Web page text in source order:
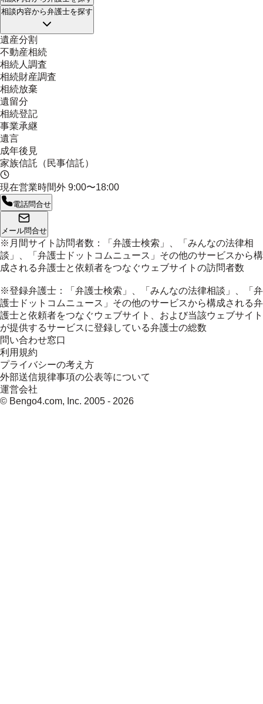
相談内容から弁護士を探す
遺産分割
不動産相続
相続人調査
相続財産調査
相続放棄
遺留分
相続登記
事業承継
遺言
成年後見
家族信託（民事信託）
現在営業時間外 9:00〜18:00
電話問合せ
メール問合せ
※月間サイト訪問者数：「弁護士検索」、「みんなの法律相
談」、「弁護士ドットコムニュース」その他のサービスから構
成される弁護士と依頼者をつなぐウェブサイトの訪問者数
※登録弁護士：「弁護士検索」、「みんなの法律相談」、「弁
護士ドットコムニュース」その他のサービスから構成される弁
護士と依頼者をつなぐウェブサイト、および当該ウェブサイト
が提供するサービスに登録している弁護士の総数
問い合わせ窓口
利用規約
プライバシーの考え方
外部送信規律事項の公表等について
運営会社
© Bengo4.com, Inc. 2005 - 2026